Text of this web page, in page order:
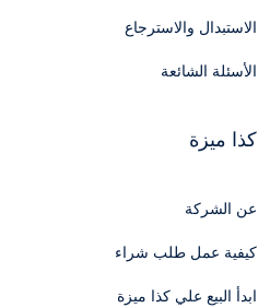
الاستبدال والاسترجاع
الأسئلة الشائعة
كذا ميزة
عن الشركة
كيفية عمل طلب شراء
ابدأ البيع علي كذا ميزة